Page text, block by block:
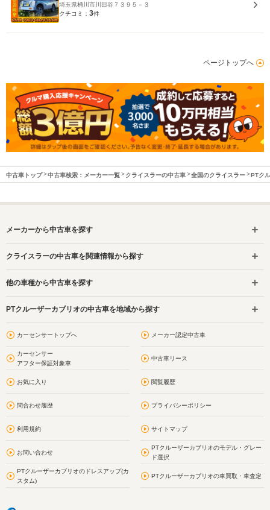
埼玉県桶川市川田谷７３９５－３
クチコミ： 3件
ページトップへ
中古車トップ 中古車検索：メーカー一覧 クライスラーの中古車 全国のクライスラー PTク
メーカーから中古車を探す
クライスラーの中古車を関連情報から探す
他の車種から中古車を探す
PTクルーザーカブリオの中古車を地域から探す
カーセンサートップへ メーカー認定中古車
カーセンサー
アフター保証対象車
中古車リース
お気に入り 閲覧履歴
問合わせ履歴 プライバシーポリシー
利用規約 サイトマップ
お問い合わせ
PTクルーザーカブリオのモデル・グレー
ド選択
PTクルーザーカブリオのドレスアップ(カ
スタム)
PTクルーザーカブリオの車買取・車査定